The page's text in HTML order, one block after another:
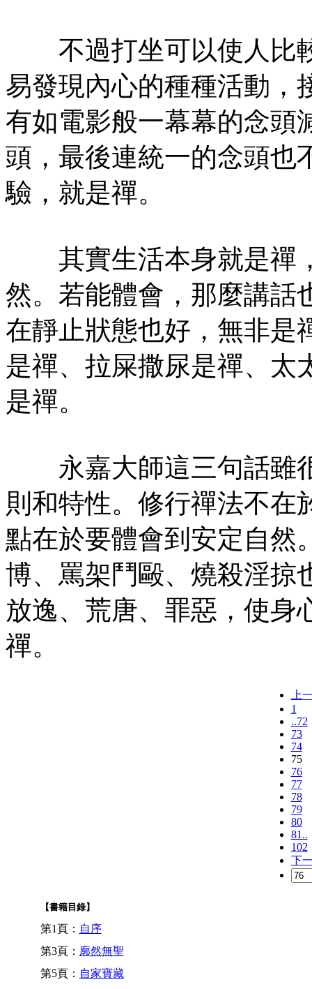
不過打坐可以使人比
易發現內心的種種活動，
有如電影般一幕幕的念頭
頭，最後連統一的念頭也
驗，就是禪。
其實生活本身就是禪
然。若能體會，那麼講話
在靜止狀態也好，無非是
是禪、拉屎撒尿是禪、太
是禪。
永嘉大師這三句話雖
則和特性。修行禪法不在
點在於要體會到安定自然
博、罵架鬥毆、燒殺淫掠
放逸、荒唐、罪惡，使身
禪。
上
1
..72
73
74
75
76
77
78
79
80
81..
102
下
【書籍目錄】
第1頁： 自序
第3頁： 廓然無聖
第5頁： 自家寶藏